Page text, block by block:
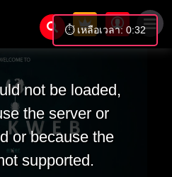
not be loaded,
the server or
or because the
supported.
⏱️ เหลือเวลา: 0:31